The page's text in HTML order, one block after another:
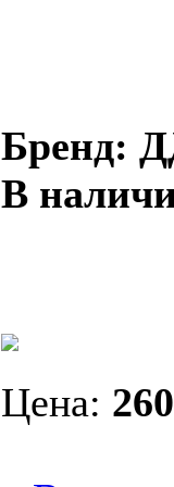
Бренд:
В
Цена: